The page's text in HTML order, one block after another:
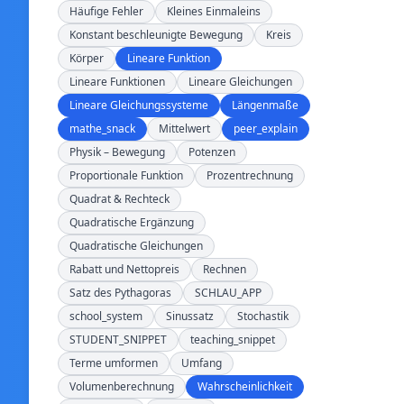
Häufige Fehler
Kleines Einmaleins
Konstant beschleunigte Bewegung
Kreis
Körper
Lineare Funktion
Lineare Funktionen
Lineare Gleichungen
Lineare Gleichungssysteme
Längenmaße
mathe_snack
Mittelwert
peer_explain
Physik – Bewegung
Potenzen
Proportionale Funktion
Prozentrechnung
Quadrat & Rechteck
Quadratische Ergänzung
Quadratische Gleichungen
Rabatt und Nettopreis
Rechnen
Satz des Pythagoras
SCHLAU_APP
school_system
Sinussatz
Stochastik
STUDENT_SNIPPET
teaching_snippet
Terme umformen
Umfang
Volumenberechnung
Wahrscheinlichkeit